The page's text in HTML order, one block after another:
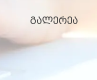
გალერეა